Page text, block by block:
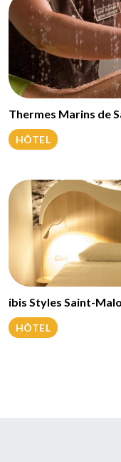
Thermes Marins de
HÔTEL
ibis Styles Saint-
HÔTEL